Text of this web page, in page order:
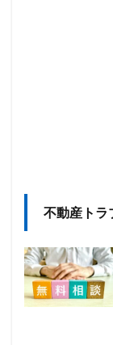
不動産トラ